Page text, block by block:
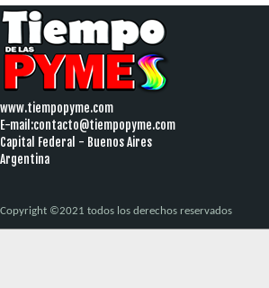
www.tiempopyme.com
E-mail:contacto@tiempopyme.com
Capital Federal - Buenos Aires
Argentina
Copyright ©2021 todos los derechos reservados